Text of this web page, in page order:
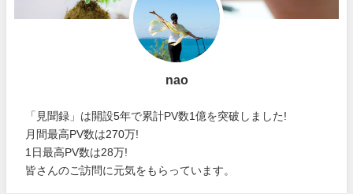
nao
「見聞録」は開設5年で累計PV数1億を突破しました!
月間最高PV数は270万!
1日最高PV数は28万!
皆さんのご訪問に元気をもらっています。